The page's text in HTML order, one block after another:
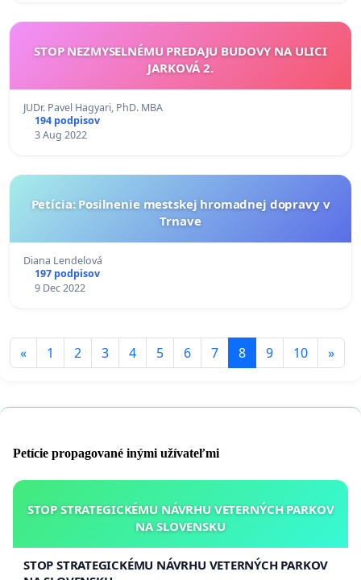
STOP NEZMYSELNÉMU PREDAJU BUDOVY NA ULICI
JARKOVÁ 2.
JUDr. Pavel Hagyari, PhD. MBA
194 podpisov
3 Aug 2022
Petícia: Posilnenie mestskej hromadnej dopravy v
Trnave
Diana Lendelová
197 podpisov
9 Dec 2022
« 1 2 3 4 5 6 7 8 9 10 »
Petície propagované inými užívateľmi
STOP STRATEGICKÉMU NÁVRHU VETERNÝCH PARKOV
NA SLOVENSKU
STOP STRATEGICKÉMU NÁVRHU VETERNÝCH PARKOV